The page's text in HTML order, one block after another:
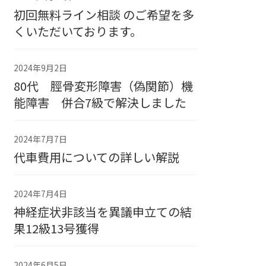
初回無料ライン相談 のご希望を多
くいただいております。
2024年9月2日
80代 脛骨変形障害（偽関節）機
能障害 併合7級で解決しました
2024年7月7日
代車費用についての詳しい解説
2024年7月4日
神経症状非該当を異議申立ての結
果12級13号獲得